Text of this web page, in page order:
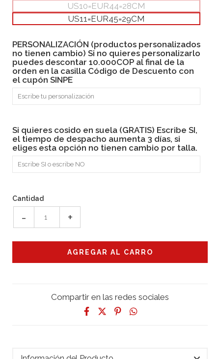
US10=EUR44=28CM
US11=EUR45=29CM
PERSONALIZACIÓN (productos personalizados
no tienen cambio) Si no quieres personalizarlo
puedes descontar 10.000COP al final de la
orden en la casilla Código de Descuento con
el cupón SINPE
Si quieres cosido en suela (GRATIS) Escribe SI,
el tiempo de despacho aumenta 3 días, si
eliges esta opción no tienen cambio por talla.
Cantidad
- +
Compartir en las redes sociales